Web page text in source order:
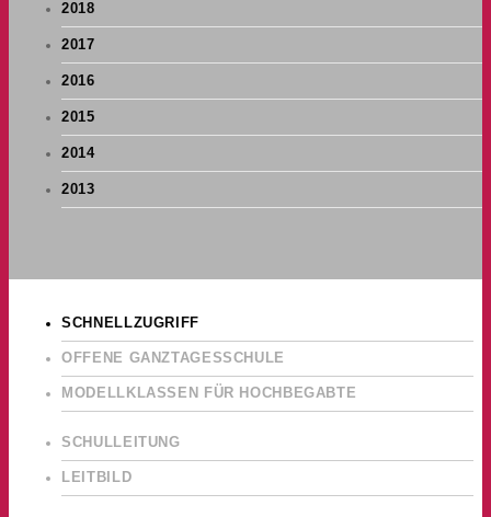
2018
2017
2016
2015
2014
2013
SCHNELLZUGRIFF
OFFENE GANZTAGESSCHULE
MODELLKLASSEN FÜR HOCHBEGABTE
SCHULLEITUNG
LEITBILD